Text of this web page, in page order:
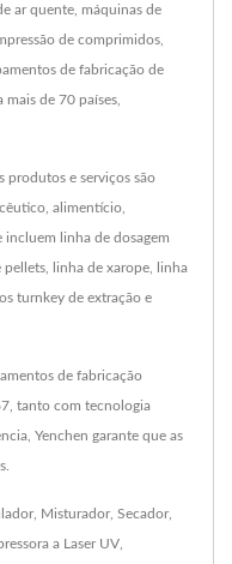
ar quente, máquinas de
de comprimidos,
de fabricação de
de 70 países,
produtos e serviços são
alimentício,
linha de dosagem
linha de xarope, linha
turnkey de extração e
de fabricação
tanto com tecnologia
Yenchen garante que as
, Misturador, Secador,
a Laser UV